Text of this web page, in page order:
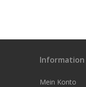
Information
Mein Konto